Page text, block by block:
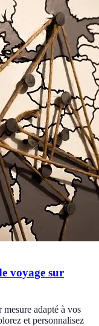
voyage sur
adapté à vos
et personnalisez